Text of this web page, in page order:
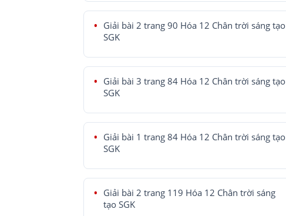
Giải bài 2 trang 90 Hóa 12 Chân trời sáng tạo
SGK
Giải bài 3 trang 84 Hóa 12 Chân trời sáng tạo
SGK
Giải bài 1 trang 84 Hóa 12 Chân trời sáng tạo
SGK
Giải bài 2 trang 119 Hóa 12 Chân trời sáng
tạo SGK